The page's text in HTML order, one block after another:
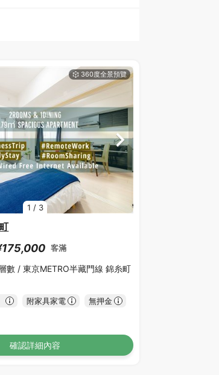
1 / 3
客滿
數 /東京METRO半藏門線 錦糸町
附家具家電
無押金
確認詳細內容